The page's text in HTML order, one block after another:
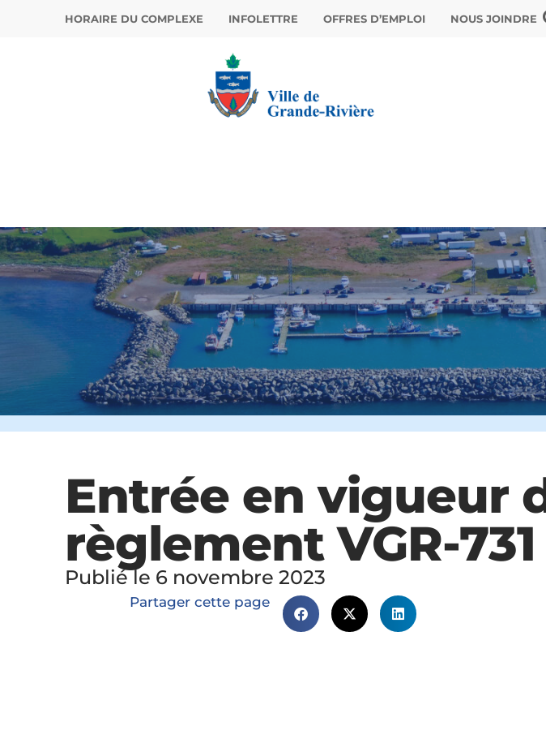
HORAIRE DU COMPLEXE INFOLETTRE OFFRES D’EMPLOI NOUS JOINDRE
Entrée en vigueur
règlement VGR-731
Publié le 6 novembre 2023
Partager cette page